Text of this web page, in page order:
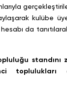
kulübe
da